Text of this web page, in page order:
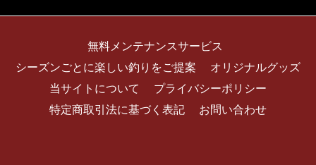
無料メンテナンスサービス
シーズンごとに楽しい釣りをご提案
オリジナルグッズ
当サイトについて
プライバシーポリシー
特定商取引法に基づく表記
お問い合わせ